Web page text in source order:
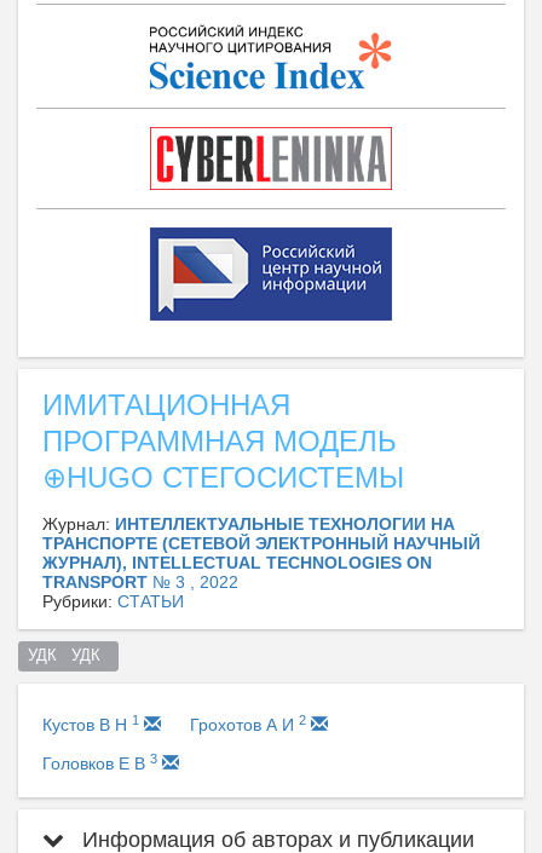
ИМИТАЦИОННАЯ
ПРОГРАММНАЯ МОДЕЛЬ
⊕HUGO СТЕГОСИСТЕМЫ
Журнал: ИНТЕЛЛЕКТУАЛЬНЫЕ ТЕХНОЛОГИИ НА
ТРАНСПОРТЕ (СЕТЕВОЙ ЭЛЕКТРОННЫЙ НАУЧНЫЙ
ЖУРНАЛ), INTELLECTUAL TECHNOLOGIES ON
TRANSPORT № 3 , 2022
Рубрики: СТАТЬИ
УДК   УДК
Кустов В Н 1 Грохотов А И 2
Головков Е В 3
Информация об авторах и публикации